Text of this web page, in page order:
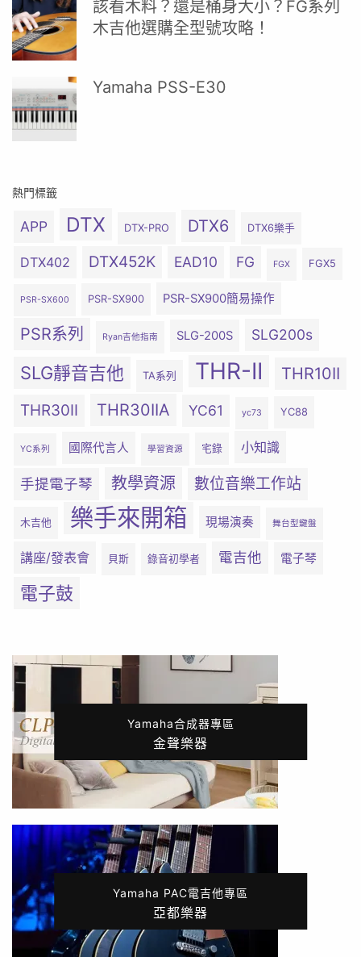
該看木料？還是桶身大小？FG系列
木吉他選購全型號攻略！
Yamaha PSS-E30
熱門標籤
APP DTX DTX-PRO DTX6 DTX6樂手
DTX402 DTX452K EAD10 FG FGX FGX5
PSR-SX600 PSR-SX900 PSR-SX900簡易操作
PSR系列 Ryan吉他指南 SLG-200S SLG200s
SLG靜音吉他 TA系列 THR-II THR10II
THR30II THR30IIA YC61 yc73 YC88
YC系列 國際代言人 學習資源 宅錄 小知識
手提電子琴 教學資源 數位音樂工作站
木吉他 樂手來開箱 現場演奏 舞台型鍵盤
講座/發表會 貝斯 錄音初學者 電吉他 電子琴
電子鼓
Yamaha合成器專區
金聲樂器
Yamaha PAC電吉他專區
亞都樂器